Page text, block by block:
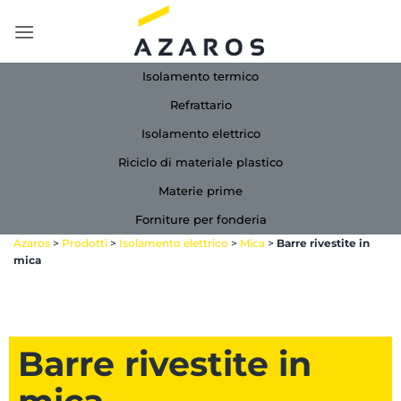
Isolamento termico
Refrattario
Isolamento elettrico
Riciclo di materiale plastico
Materie prime
Forniture per fonderia
Azaros > Prodotti > Isolamento elettrico > Mica > Barre rivestite in
mica
Barre rivestite in